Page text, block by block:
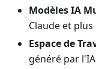
Modèles IA
Claude et plus
Espace de
généré par